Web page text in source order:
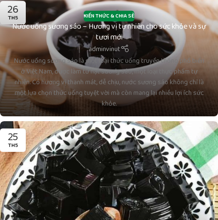
26
TH5 KIẾN THỨC & CHIA SẺ
Nước uống sương sáo – Hương vị tự nhiên cho sức khỏe và sự
tươi mới
adminvinut
Nước uống sương sáo là một loại thức uống truyền thống phổ biến
ở Việt Nam, được làm từ hạt sương sáo, một loại thực phẩm tự
nhiên. Có hương vị thanh mát, dễ chịu, nước sương sáo không chỉ là
một lựa chọn thức uống tuyệt vời mà còn mang lại nhiều lợi ích sức
khỏe.
25
TH5